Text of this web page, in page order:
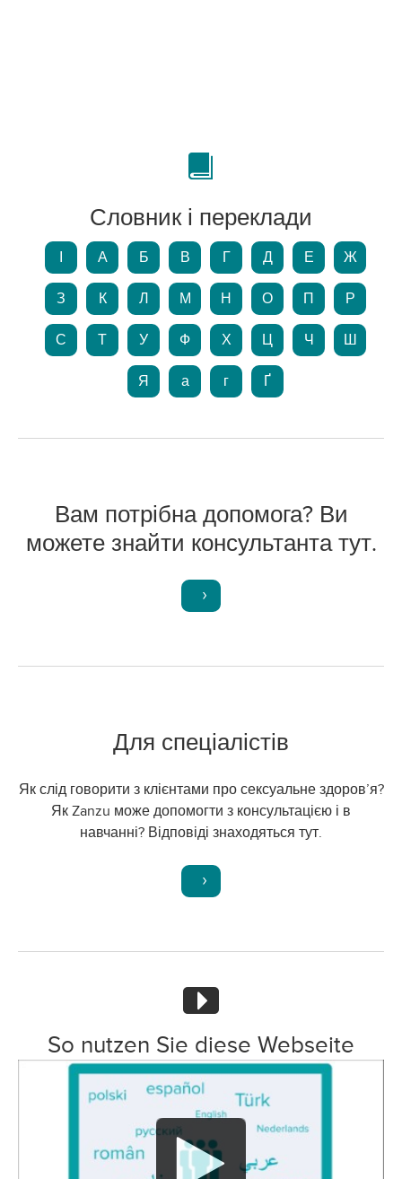
Словник і переклади
А Б В Г Д Е Ж
З К Л М Н О П Р
С Т У Ф Х Ц Ч Ш
Я а г Ґ
Вам потрібна допомога? Ви
можете знайти консультанта тут.
Для спеціалістів
Як слід говорити з клієнтами про сексуальне здоров’я?
Як Zanzu може допомогти з консультацією і в
навчанні? Відповіді знаходяться тут.
So nutzen Sie diese Webseite